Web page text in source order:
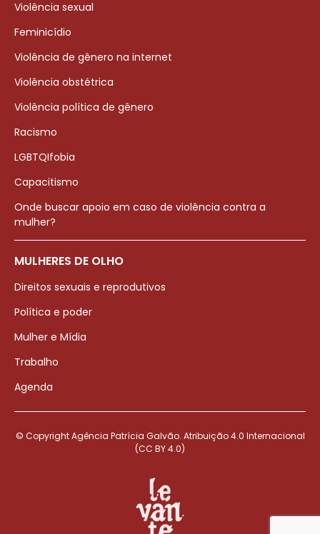
Violência sexual
Feminicídio
Violência de gênero na internet
Violência obstétrica
Violência política de gênero
Racismo
LGBTQIfobia
Capacitismo
Onde buscar apoio em caso de violência contra a
mulher?
MULHERES DE OLHO
Direitos sexuais e reprodutivos
Política e poder
Mulher e Mídia
Trabalho
Agenda
© Copyright Agência Patrícia Galvão. Atribuição 4.0 Internacional
(CC BY 4.0)